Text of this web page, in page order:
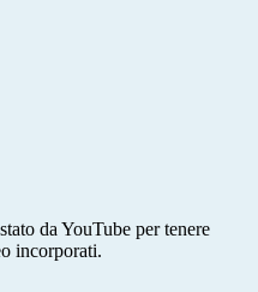
da YouTube per tenere
incorporati.